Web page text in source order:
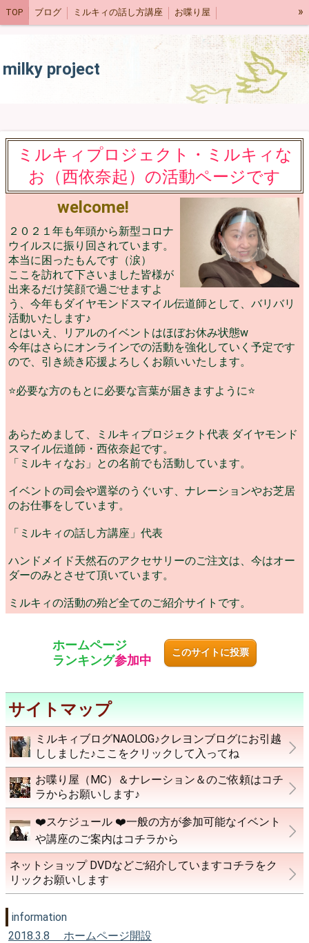
TOP ブログ ミルキィの話し方講座 お喋り屋 »
milky project
ミルキィプロジェクト・ミルキィな
お（西依奈起）の活動ページです
welcome!
２０２１年も年頭から新型コロナ
ウイルスに振り回されています。
本当に困ったもんです（涙）
ここを訪れて下さいました皆様が
出来るだけ笑顔で過ごせますよ
う、今年もダイヤモンドスマイル伝道師として、バリバリ
活動いたします♪
とはいえ、リアルのイベントはほぼお休み状態w
今年はさらにオンラインでの活動を強化していく予定です
ので、引き続き応援よろしくお願いいたします。
⭐️必要な方のもとに必要な言葉が届きますように⭐️
あらためまして、ミルキィプロジェクト代表 ダイヤモンド
スマイル伝道師・西依奈起です。
「ミルキィなお」との名前でも活動しています。
イベントの司会や選挙のうぐいす、ナレーションやお芝居
のお仕事をしています。
「ミルキィの話し方講座」代表
ハンドメイド天然石のアクセサリーのご注文は、今はオー
ダーのみとさせて頂いています。
ミルキィの活動の殆ど全てのご紹介サイトです。
ホームページ
ランキング参加中
このサイトに投票
サイトマップ
ミルキィブログNAOLOG♪クレヨンブログにお引越
ししました♪ここをクリックして入ってね
お喋り屋（MC）＆ナレーション＆のご依頼はコチ
ラからお願いします♪
❤️スケジュール ❤️一般の方が参加可能なイベント
や講座のご案内はコチラから
ネットショップ DVDなどご紹介していますコチラをク
リックお願いします
information
2018.3.8 ホームページ開設